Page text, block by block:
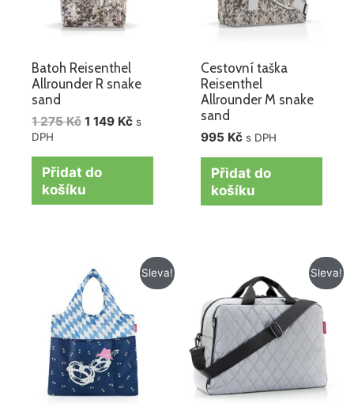
Batoh Reisenthel
Allrounder R snake
sand
1 275Kč 1 149 Kč s
DPH
Přidat do
košíku
Cestovní taška
Reisenthel
Allrounder M snake
sand
995 Kč s DPH
Přidat do
košíku
Sleva!
Původní
cena
byla:
259 Kč.
Aktuální
cena
je:
219 Kč.
Sleva!
cena
byla:
1
955 Kč.
Aktuální
cena
je:
1
725 Kč.